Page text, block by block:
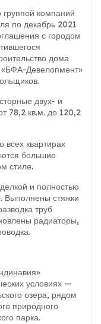
компаний
по декабрь 2021
с городом
дома
«БФА-Девелопмент»
двух- и
78,2 кв.м. до 120,2
всех квартирах
большие
стиле.
и полностью
Выполнены стяжки
труб
радиаторы,
условиях —
озера, рядом
природного
парка.